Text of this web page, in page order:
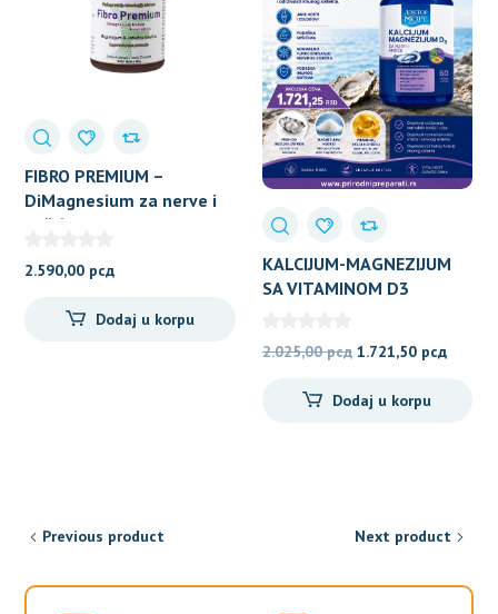
FIBRO PREMIUM –
DiMagnesium za nerve i
mišiće
2.590,00 рсд
Dodaj u korpu
KALCIJUM-MAGNEZIJUM
SA VITAMINOM D3
2.025,00рсд Originalna
je
1.721,50 рсд
Dodaj u korpu
Previous product Next product